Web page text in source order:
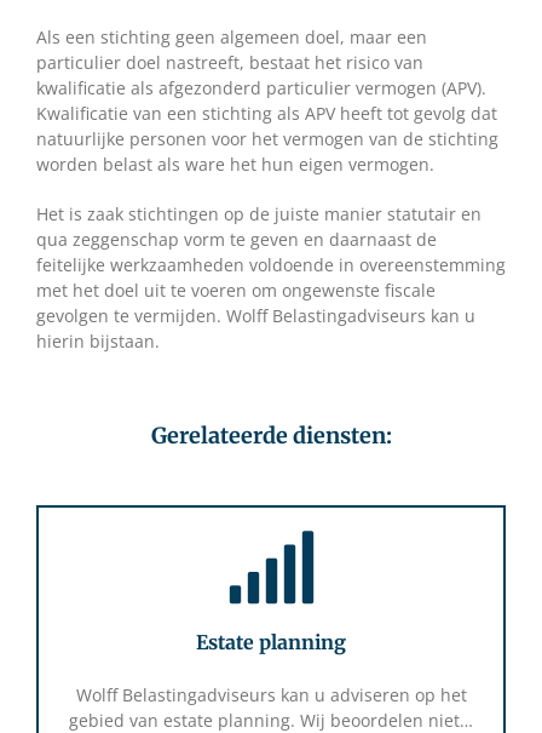
Als een stichting geen algemeen doel, maar een
particulier doel nastreeft, bestaat het risico van
kwalificatie als afgezonderd particulier vermogen (APV).
Kwalificatie van een stichting als APV heeft tot gevolg dat
natuurlijke personen voor het vermogen van de stichting
worden belast als ware het hun eigen vermogen.
Het is zaak stichtingen op de juiste manier statutair en
qua zeggenschap vorm te geven en daarnaast de
feitelijke werkzaamheden voldoende in overeenstemming
met het doel uit te voeren om ongewenste fiscale
gevolgen te vermijden. Wolff Belastingadviseurs kan u
hierin bijstaan.
Gerelateerde diensten:
Estate planning
Wolff Belastingadviseurs kan u adviseren op het
gebied van estate planning. Wij beoordelen niet…